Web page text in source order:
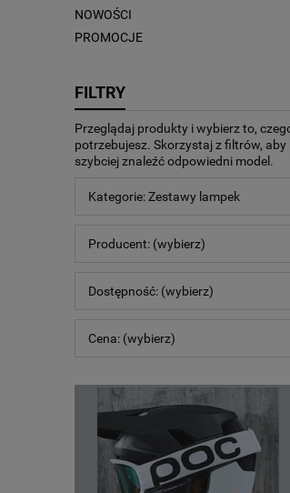
NOWOŚCI
PROMOCJE
FILTRY
Przeglądaj produkty i wybierz to,
potrzebujesz. Skorzystaj z filtrów, aby
szybciej znaleźć odpowiedni model.
Kategorie: Zestawy lampek
Producent: (wybierz)
Dostępność: (wybierz)
Cena: (wybierz)